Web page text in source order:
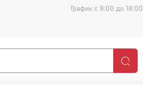
График с 9:00 до 18:00